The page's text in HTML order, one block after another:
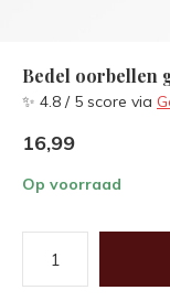
Bedel oorbellen
✨ 4.8 / 5 score via
16,99
Op voorraad